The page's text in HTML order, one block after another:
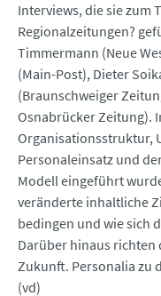
Interviews, die sie zum
Regionalzeitungen?
Timmermann (Neue
(Main-Post), Dieter
(Braunschweiger
Osnabrücker Zeitung).
Organisationsstruktur,
Personaleinsatz und
Modell eingeführt
veränderte inhaltliche
bedingen und wie sich
Darüber hinaus
Zukunft. Personalia zu
(vd)